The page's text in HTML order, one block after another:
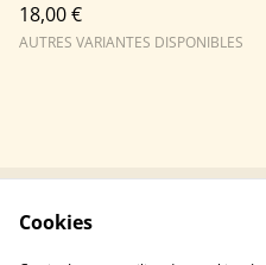
18,00 €
AUTRES VARIANTES DISPONIBLES
Politiques de
Cookies